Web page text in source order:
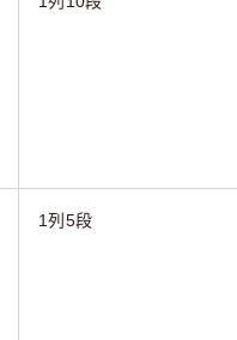
1列5段